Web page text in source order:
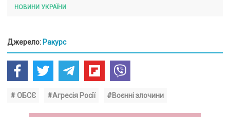
НОВИНИ УКРАЇНИ
Джерело: Ракурс
# ОБСЄ #Агресія Росії #Воєнні злочини